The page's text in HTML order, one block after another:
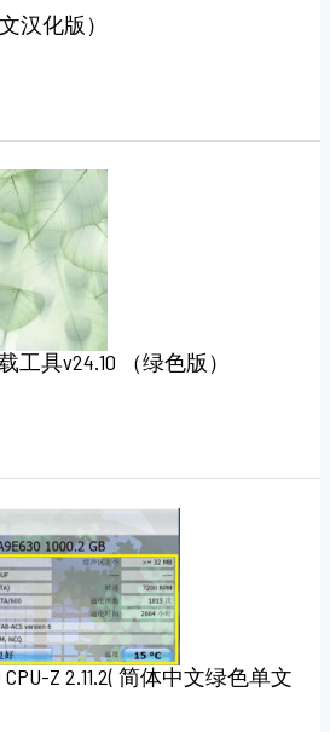
汉化版）
工具v24.10 （绿色版）
Z 2.11.2( 简体中文绿色单文